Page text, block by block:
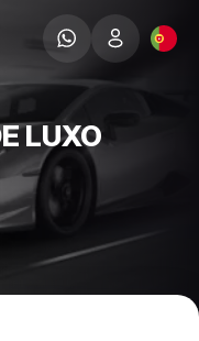
LUXO